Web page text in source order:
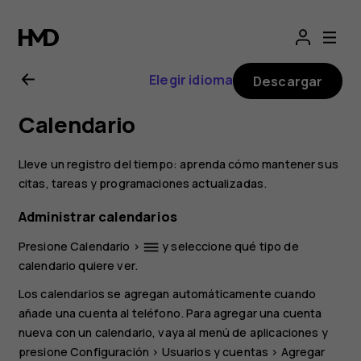
Manual
del
usuario
de
Nokia
6.2
Elegir idioma Descargar
Calendario
Lleve un registro del tiempo: aprenda cómo mantener sus
citas, tareas y programaciones actualizadas.
Administrar calendarios
PresioneCalendario > dehaze y seleccione qué tipo de
calendario quiere ver.
Los calendarios se agregan automáticamente cuando
añade una cuenta al teléfono. Para agregar una cuenta
nueva con un calendario, vaya al menú de aplicaciones y
presioneConfiguración > Usuarios y cuentas > Agregar